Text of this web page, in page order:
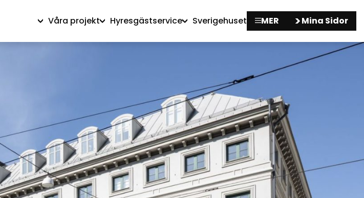
Våra projekt Hyresgästservice Sverigehuset MER Mina Sidor